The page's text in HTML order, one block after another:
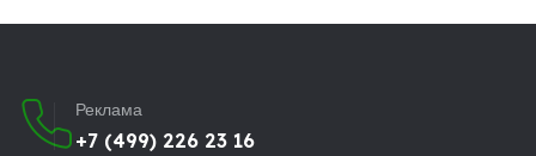
Реклама
+7 (499) 226 23 16